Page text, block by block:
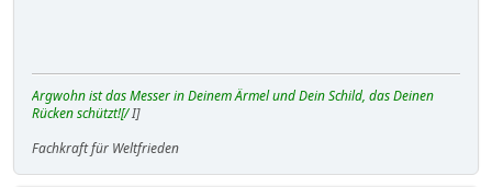
Argwohn ist das Messer in Deinem Ärmel und Dein Schild, das Deinen
Rücken schützt![/I]
Fachkraft für Weltfrieden